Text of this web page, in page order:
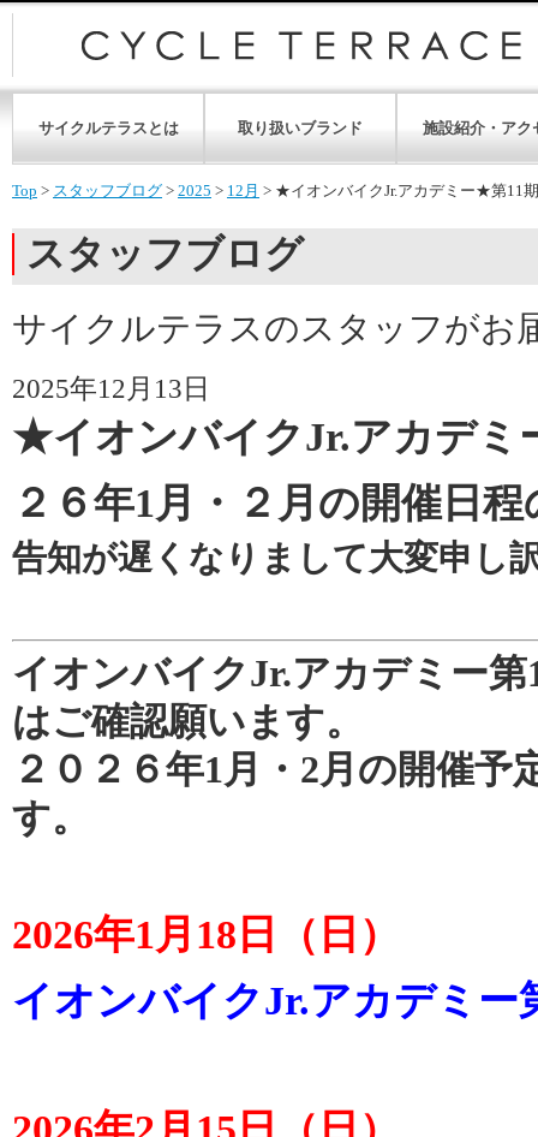
サイクルテラスとは 取り扱いブランド 施設紹介・アク
Top > スタッフブログ > 2025 > 12月 > ★イオンバイクJr.アカデミー★第11
スタッフブログ
サイクルテラスのスタッフがお
2025年12月13日
★イオンバイクJr.アカデ
２６年1月・２月の開催日
告知が遅くなりまして大変申し
イオンバイクJr.アカデミー
はご確認願います。
２０２６年1月・2月の開催予
す。
2026年1月18日（日）
イオンバイクJr.アカデミ